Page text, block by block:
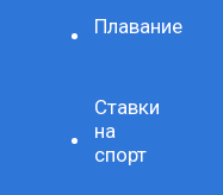
Плавание
Ставки
на
спорт